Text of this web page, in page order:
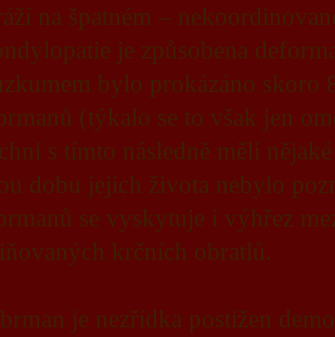
na špatném –
je způsobena
bylo prokázáno skoro
(týkalo se to však jen
s tímto následně měli
dobu jejich života nebylo
se vyskytuje i výhřez
krčních obratlů.
je nezřídka postižen